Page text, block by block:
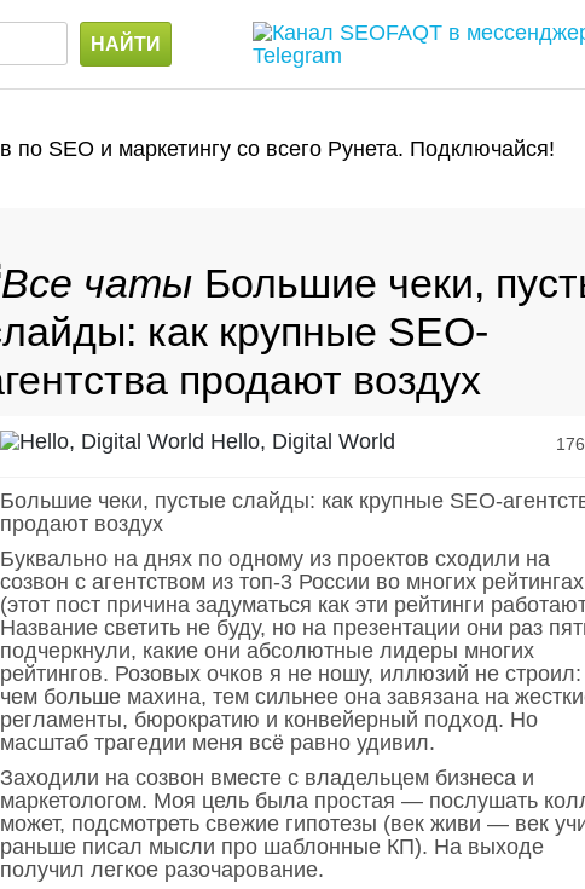
по SEO и маркетингу со всего Рунета. Подключайся!
Большие чеки,
как крупные SEO-
продают воздух
Hello, Digital World
Большие чеки, пустые слайды: как крупные SEO-
продают воздух
Буквально на днях по одному из проектов сходили на
созвон с агентством из топ-3 России во многих рейтингах
(этот пост причина задуматься как эти рейтинги
Название светить не буду, но на презентации они раз
подчеркнули, какие они абсолютные лидеры многих
рейтингов. Розовых очков я не ношу, иллюзий не строил:
чем больше махина, тем сильнее она завязана на
регламенты, бюрократию и конвейерный подход. Но
масштаб трагедии меня всё равно удивил.
Заходили на созвон вместе с владельцем бизнеса и
маркетологом. Моя цель была простая — послушать
может, подсмотреть свежие гипотезы (век живи — век
раньше писал мысли про шаблонные КП). На выходе
получил легкое разочарование.